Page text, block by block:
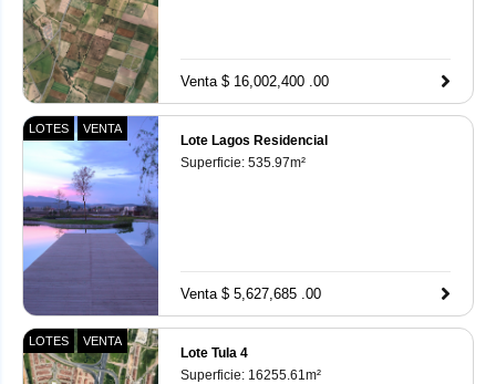
Venta $ 16,002,400 .00
LOTES VENTA
Lote Lagos Residencial
Superficie: 535.97m²
Venta $ 5,627,685 .00
LOTES VENTA
Lote Tula 4
Superficie: 16255.61 m²